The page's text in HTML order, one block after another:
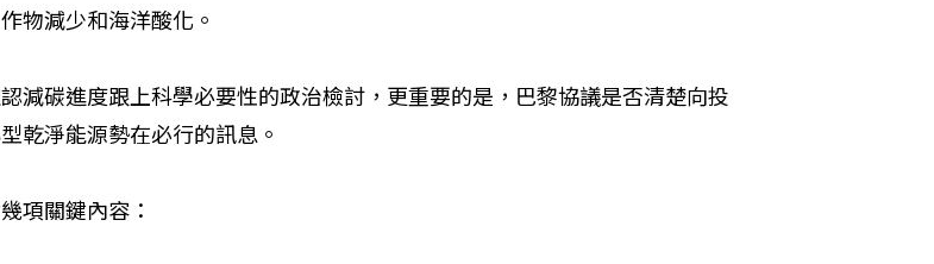
物減少和海洋酸化。
減碳進度跟上科學必要性的政治檢討，更重要的是，巴黎協議是否清楚向投
乾淨能源勢在必行的訊息。
項關鍵內容：